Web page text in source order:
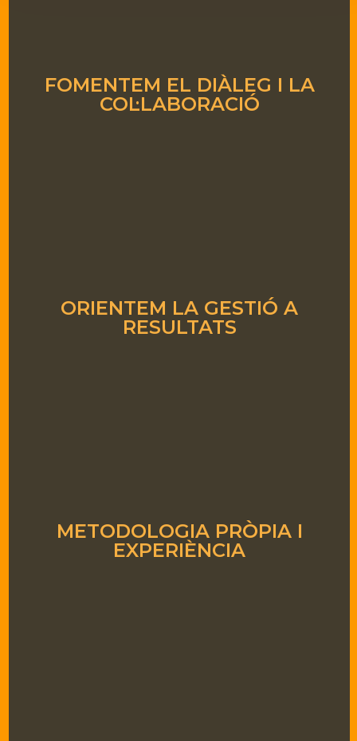
FOMENTEM EL DIÀLEG I LA
COL·LABORACIÓ
ORIENTEM LA GESTIÓ A
RESULTATS
METODOLOGIA PRÒPIA I
EXPERIÈNCIA